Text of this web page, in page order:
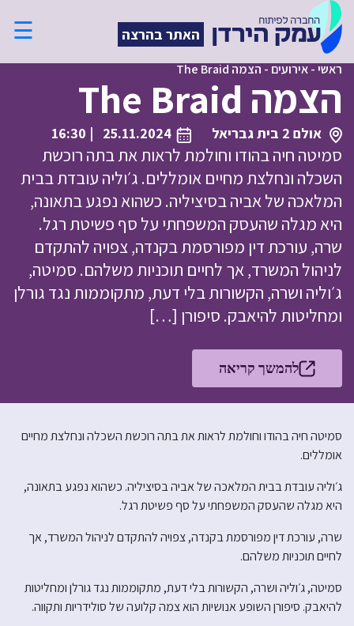
האתר בהרצה ☰
ראשי-אירועים - הצמה The Braid
הצמה The Braid
אולם 2 בית גבריאל 25.11.2024
| 16:30
סמיטה חיה בהודו וחולמת לראות את בתה רוכשת
השכלה ונחלצת מחיים אומללים. ג׳וליה עובדת בבית
המלאכה של אביה בסיציליה. כשהוא נפגע בתאונה,
היא מגלה שהעסק המשפחתי על סף פשיטת רגל.
שרה, עורכת דין מפורסמת בקנדה, צפויה להתקדם
לניהול המשרד, אך לחיים תוכניות משלהם. סמיטה,
ג׳וליה ושרה, הקשורות בלי דעת, מתקוממות נגד גורלן
ומחליטות להיאבק. סיפורן […]
להמשך קריאה
סמיטה חיה בהודו וחולמת לראות את בתה רוכשת השכלה ונחלצת מחיים
אומללים.
ג׳וליה עובדת בבית המלאכה של אביה בסיציליה. כשהוא נפגע בתאונה,
היא מגלה שהעסק המשפחתי על סף פשיטת רגל.
שרה, עורכת דין מפורסמת בקנדה, צפויה להתקדם לניהול המשרד, אך
לחיים תוכניות משלהם.
סמיטה, ג׳וליה ושרה, הקשורות בלי דעת, מתקוממות נגד גורלן ומחליטות
להיאבק. סיפורן השופע אנושיות הוא צמה קלועה של סולידריות ותקווה.